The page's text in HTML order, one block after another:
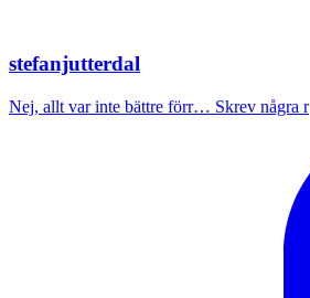
stefanjutterdal
Nej, allt var inte bättre förr… Skrev några r